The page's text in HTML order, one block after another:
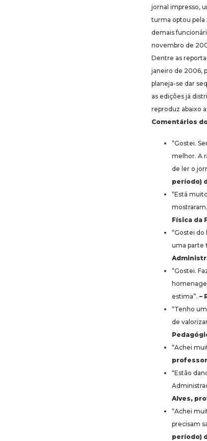
jornal impresso,
turma optou pela
demais
novembro de
Dentre as
janeiro de 2006,
planeja-se dar
as edições já
reproduz abaixo
Comentários
“Gostei.
melhor. A
de ler o
período)
“Está
Física da
“Gostei
uma parte
“Gostei.
estima”. –
“Tenho
de
“Achei
professor
“Estão
Alves,
“Achei
precisam
período)